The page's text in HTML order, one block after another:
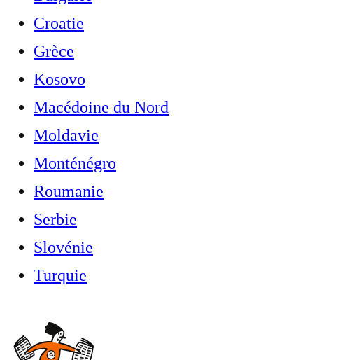
Croatie
Grèce
Kosovo
Macédoine du Nord
Moldavie
Monténégro
Roumanie
Serbie
Slovénie
Turquie